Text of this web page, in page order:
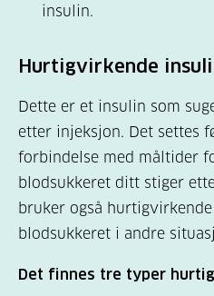
insulin.
Hurtigvirkende
Dette er et insulin som
etter injeksjon. Det settes
forbindelse med måltider
blodsukkeret ditt stiger
bruker også
blodsukkeret i andre
Det finnes tre typer